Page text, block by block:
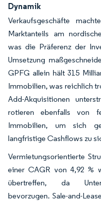
Dynamik
Verkaufsgeschäfte
Marktanteils am
was die Präferenz der
Umsetzung
GPFG allein hält 315
Immobilien, was reichlich
Add-Akquisitionen
rotieren ebenfalls von
Immobilien, um sich
langfristige Cashflows zu
Vermietungsorientierte
einer CAGR von 4,92 %
übertreffen, da
bevorzugen. Sale-and-